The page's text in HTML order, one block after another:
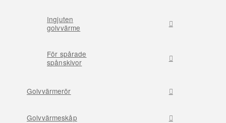
Ingjuten
golvvärme
För spårade
spånskivor
Golvvärmerör
Golvvärmeskåp